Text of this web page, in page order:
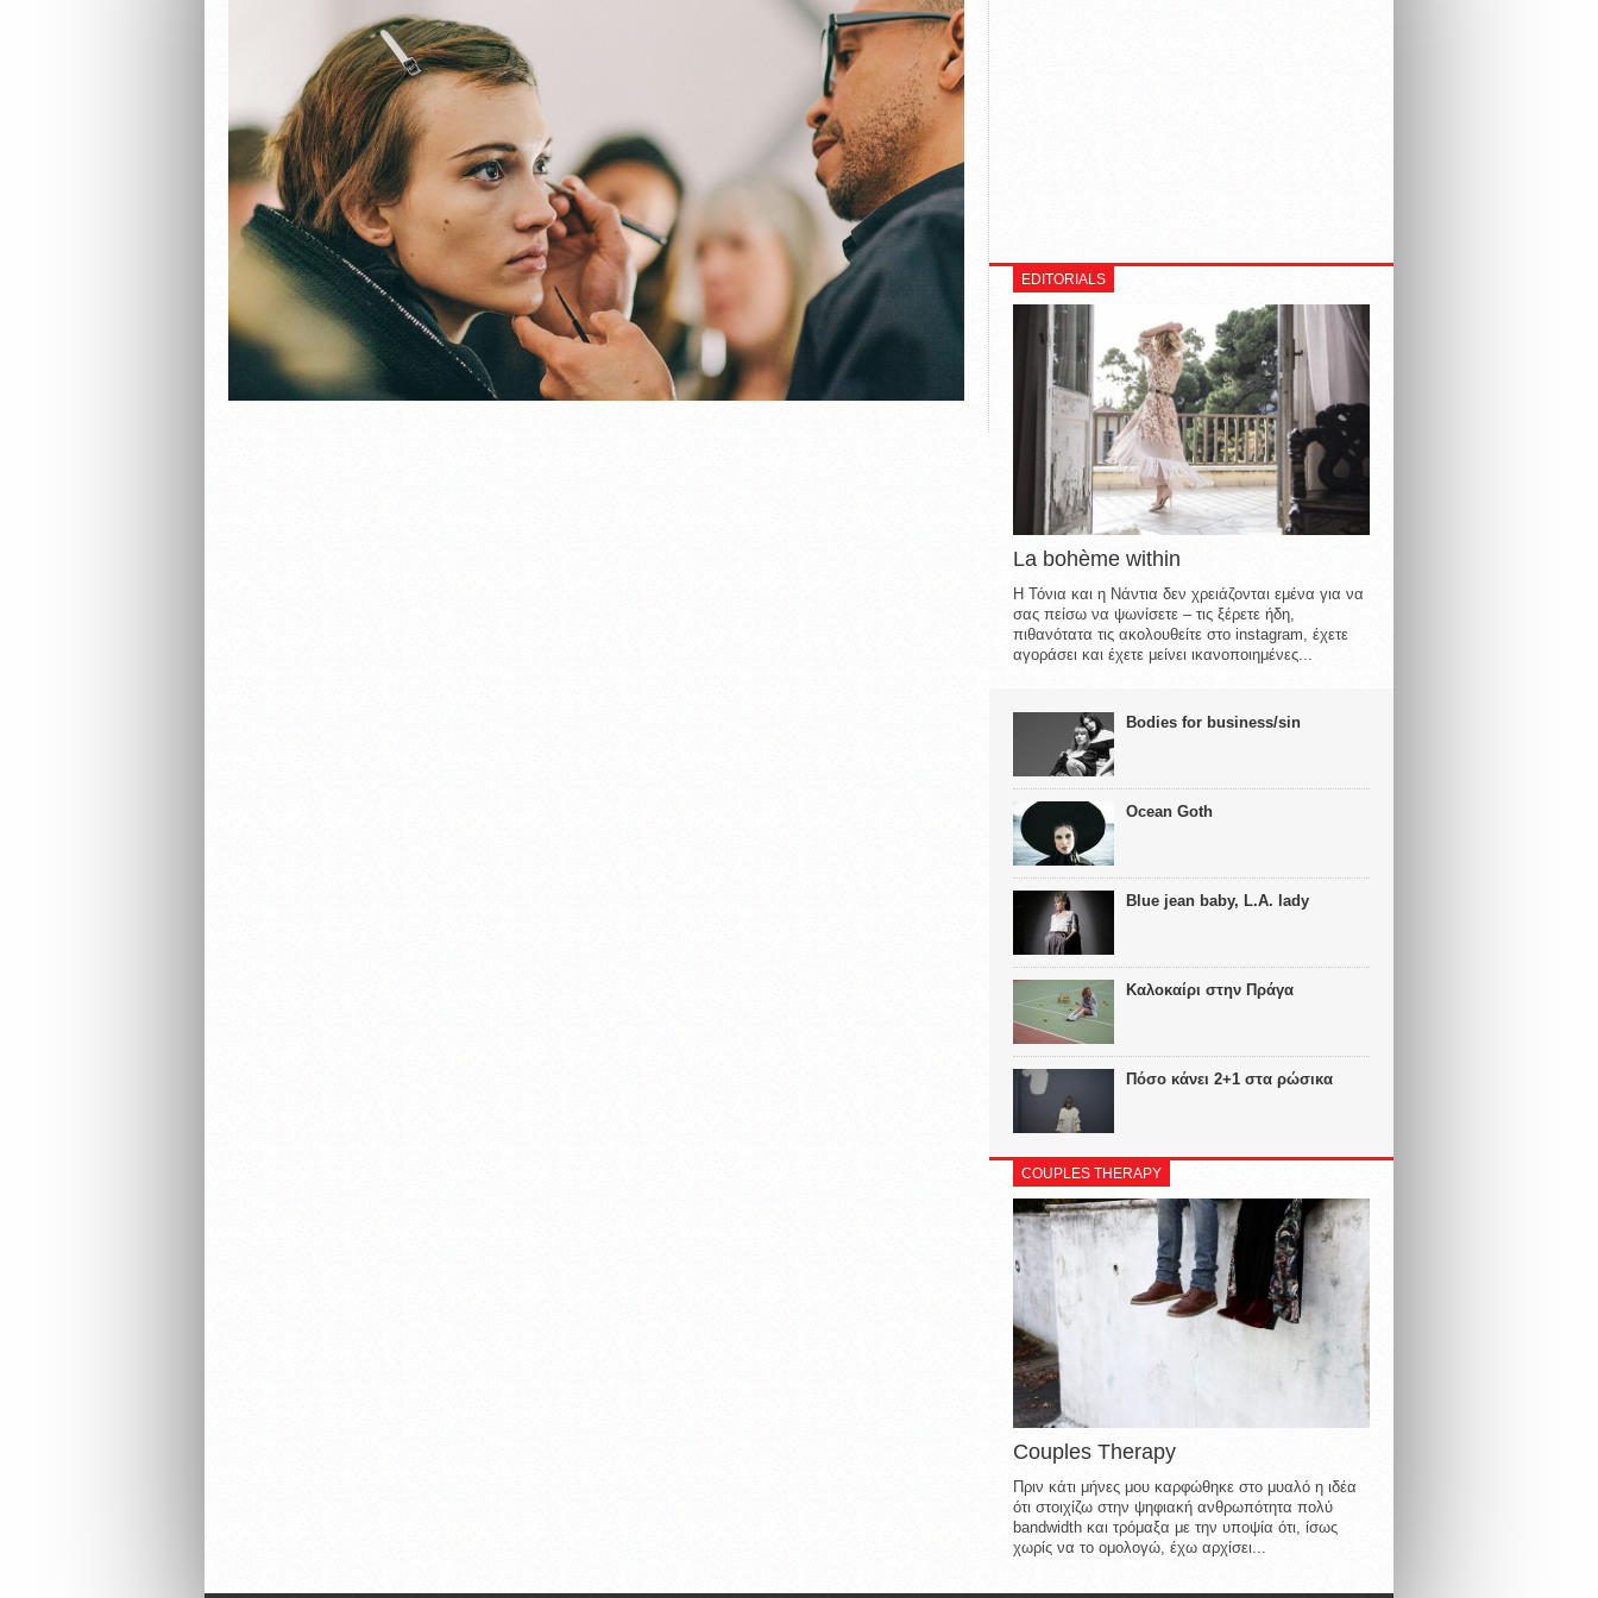
EDITORIALS
La bohème within
Η Τόνια και η Νάντια δεν χρειάζονται εμένα για να
σας πείσω να ψωνίσετε – τις ξέρετε ήδη,
πιθανότατα τις ακολουθείτε στο instagram, έχετε
αγοράσει και έχετε μείνει ικανοποιημένες...
Bodies for business/sin
Ocean Goth
Blue jean baby, L.A. lady
Καλοκαίρι στην Πράγα
Πόσο κάνει 2+1 στα ρώσικα
COUPLES THERAPY
Couples Therapy
Πριν κάτι μήνες μου καρφώθηκε στο μυαλό η ιδέα
ότι στοιχίζω στην ψηφιακή ανθρωπότητα πολύ
bandwidth και τρόμαξα με την υποψία ότι, ίσως
χωρίς να το ομολογώ, έχω αρχίσει...